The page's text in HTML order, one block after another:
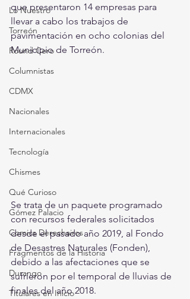
Lo Nuestro
Torreón
Round Cero
Columnistas
CDMX
Nacionales
Internacionales
Tecnología
Chismes
Qué Curioso
Gómez Palacio
Comics Derechairos
Fragmentos de la Historia
Durango
Titulares en Inicio
que presentaron 14 empresas para
llevar a cabo los trabajos de
pavimentación en ocho colonias del
Municipio de Torreón.
Se trata de un paquete programado
con recursos federales solicitados
desde el pasado año 2019, al Fondo
de Desastres Naturales (Fonden),
debido a las afectaciones que se
sufrieron por el temporal de lluvias de
finales del año 2018.